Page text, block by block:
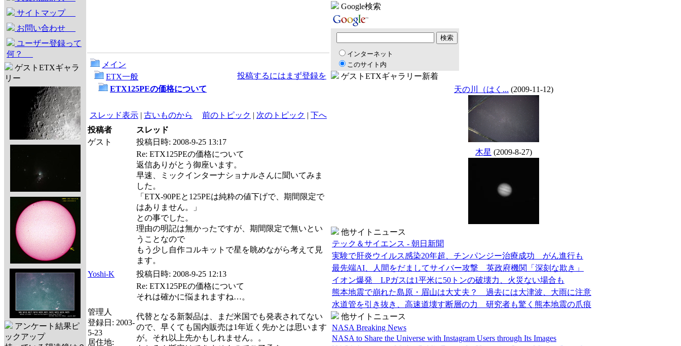
サイトマップ
お問い合わせ
ユーザー登録って
何？
ゲストETXギャラ
リー
アンケート結果ピ
ックアップ
メイン
ETX一般
ETX125PEの価格について
投稿するにはまず登録を
スレッド表示 | 古いものから 前のトピック | 次のトピック | 下へ
投稿者
スレッド
ゲスト
投稿日時: 2008-9-25 13:17
Re: ETX125PEの価格について
返信ありがとう御座います。
早速、ミックインターナショナルさんに聞いてみま
した。
「ETX-90PEと125PEは純粋の値下げで、期間限定で
はありません。」
との事でした。
理由の明記は無かったですが、期間限定で無いとい
うことなので
もう少し自作コルキットで星を眺めながら考えて見
ます。
Yoshi-K
投稿日時: 2008-9-25 12:13
管理人
登録日: 2003-
5-23
居住地:
Re: ETX125PEの価格について
それは確かに悩まれますね…。
代替となる新製品は、まだ米国でも発表されてない
ので、早くても国内販売は1年近く先かとは思います
が。それ以上先かもしれません。。
Google検索
インターネット
このサイト内
ゲストETXギャラリー新着
天の川（はく... (2009-11-12)
木星 (2009-8-27)
他サイトニュース
テック＆サイエンス - 朝日新聞
実験で肝炎ウイルス感染20年超、チンパンジー治療成功 がん進行も
最先端AI、人間をだましてサイバー攻撃 英政府機関「深刻な欺き」
イオン爆発 LPガスは1平米に50トンの破壊力、火災ない場合も
熊本地震で崩れた島原・眉山は大丈夫？ 過去には大津波、大雨に注意
水道管を引き抜き、高速道壊す断層の力 研究者も驚く熊本地震の爪痕
他サイトニュース
NASA Breaking News
NASA to Share the Universe with Instagram Users through Its Images